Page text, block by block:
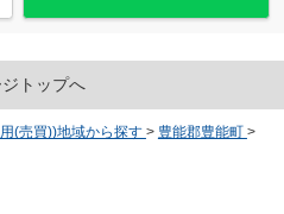
トップへ
(売買))地域から探す > 豊能郡豊能町 >